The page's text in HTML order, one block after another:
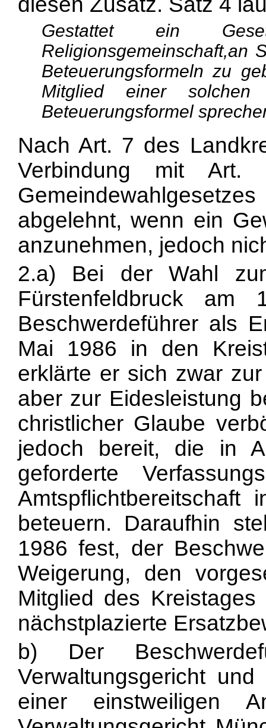
Gestattet ein
Religionsgemeinschaft,an
Beteuerungsformeln zu
Mitglied einer solchen
Beteuerungsformel
Nach Art. 7 des
Verbindung mit
abgelehnt, wenn ein
anzunehmen, jedoch
2.a) Bei der Wahl
Fürstenfeldbruck
Beschwerdeführer als
Mai 1986 in den
erklärte er sich zwar
aber zur Eidesleistung
christlicher Glaube
jedoch bereit, die in
geforderte
beteuern. Daraufhin
1986 fest, der
Weigerung, den
Mitglied des
nächstplazierte
b) Der
Verwaltungsgericht
einer einstweiligen